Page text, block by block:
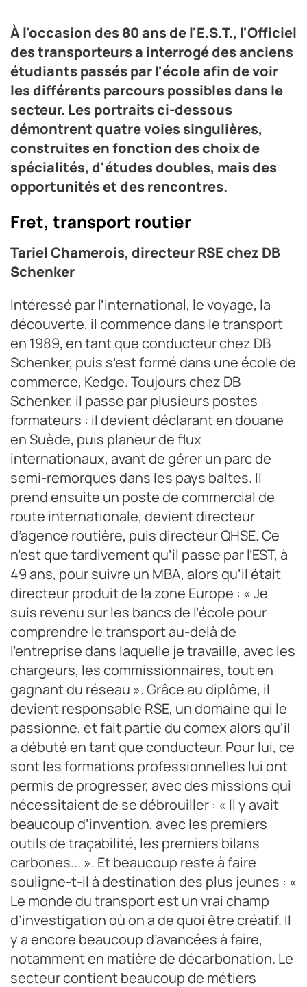
environnement - pharmacien chez Eurotranspharma.
Crédit photo DR
À l'occasion des 80 ans de l'E.S.T., l'Officiel
des transporteurs a interrogé des anciens
étudiants passés par l'école afin de voir
les différents parcours possibles dans le
secteur. Les portraits ci-dessous
démontrent quatre voies singulières,
construites en fonction des choix de
spécialités, d'études doubles, mais des
opportunités et des rencontres.
Fret, transport routier
Tariel Chamerois, directeur RSE chez DB
Schenker
Intéressé par l’international, le voyage, la
découverte, il commence dans le transport
en 1989, en tant que conducteur chez DB
Schenker, puis s’est formé dans une école de
commerce, Kedge. Toujours chez DB
Schenker, il passe par plusieurs postes
formateurs : il devient déclarant en douane
en Suède, puis planeur de flux
internationaux, avant de gérer un parc de
semi-remorques dans les pays baltes. Il
prend ensuite un poste de commercial de
route internationale, devient directeur
d’agence routière, puis directeur QHSE. Ce
n’est que tardivement qu’il passe par l’EST, à
49 ans, pour suivre un MBA, alors qu’il était
directeur produit de la zone Europe : « Je
suis revenu sur les bancs de l’école pour
comprendre le transport au-delà de
l’entreprise dans laquelle je travaille, avec les
chargeurs, les commissionnaires, tout en
gagnant du réseau ». Grâce au diplôme, il
devient responsable RSE, un domaine qui le
passionne, et fait partie du comex alors qu’il
a débuté en tant que conducteur. Pour lui, ce
sont les formations professionnelles lui ont
permis de progresser, avec des missions qui
nécessitaient de se débrouiller : « Il y avait
beaucoup d’invention, avec les premiers
outils de traçabilité, les premiers bilans
carbones... ». Et beaucoup reste à faire
souligne-t-il à destination des plus jeunes : «
Le monde du transport est un vrai champ
d’investigation où on a de quoi être créatif. Il
y a encore beaucoup d’avancées à faire,
notamment en matière de décarbonation. Le
secteur contient beaucoup de métiers